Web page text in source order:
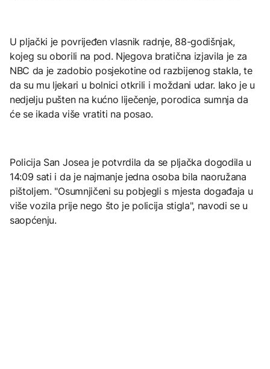
U pljački je povrijeđen vlasnik radnje, 88-godišnjak,
kojeg su oborili na pod. Njegova bratična izjavila je za
NBC da je zadobio posjekotine od razbijenog stakla, te
da su mu ljekari u bolnici otkrili i moždani udar. Iako je u
nedjelju pušten na kućno liječenje, porodica sumnja da
će se ikada više vratiti na posao.
Policija San Josea je potvrdila da se pljačka dogodila u
14:09 sati i da je najmanje jedna osoba bila naoružana
pištoljem. "Osumnjičeni su pobjegli s mjesta događaja u
više vozila prije nego što je policija stigla", navodi se u
saopćenju.